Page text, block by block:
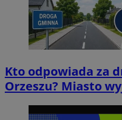
Kto odpowiada za
Orzeszu? Miasto